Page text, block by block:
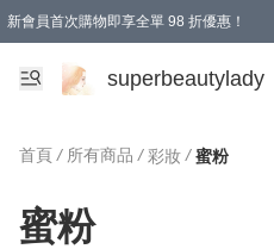
新會員首次購物即享全單 98 折優惠！
會員折扣優惠
superbeautylady
首頁 / 所有商品 / 彩妝 / 蜜粉
蜜粉